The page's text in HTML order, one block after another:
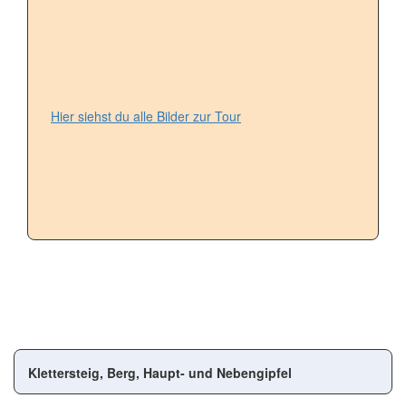
Hier siehst du alle Bilder zur Tour
Klettersteig, Berg, Haupt- und Nebengipfel